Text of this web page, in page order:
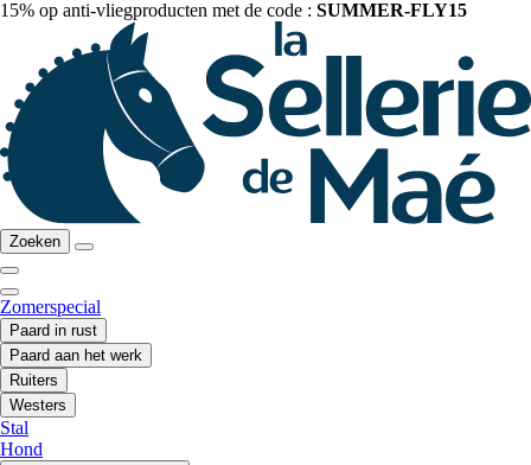
15% op anti-vliegproducten met de code : SUMMER-FLY15
Zoeken
Zomerspecial
Paard in rust
Paard aan het werk
Ruiters
Westers
Stal
Hond